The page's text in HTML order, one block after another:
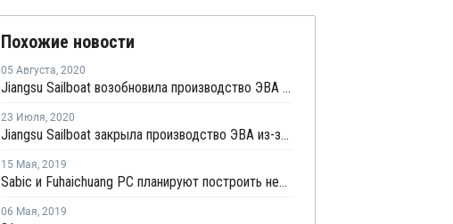
Похожие новости
05 Августа, 2020
Jiangsu Sailboat возобновила производство ЭВА в Ляньюньгане
23 Июля, 2020
Jiangsu Sailboat закрыла производство ЭВА из-за нехватки сырья
15 Мая, 2019
Sabic и Fuhaichuang PC планируют построить нефтекомплекс в провинции Фуцзянь
06 Мая, 2019